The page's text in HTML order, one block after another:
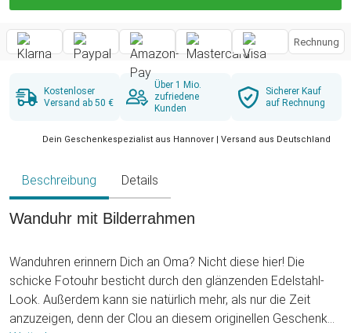
Rechnung
Kostenloser
Versand ab 50 €
Über 1 Mio.
zufriedene
Kunden
Sicherer Kauf
auf Rechnung
Dein Geschenkespezialist aus Hannover | Versand aus Deutschland
Beschreibung Details
Wanduhr mit Bilderrahmen
Wanduhren erinnern Dich an Oma? Nicht diese hier! Die
schicke Fotouhr besticht durch den glänzenden Edelstahl-
Look. Außerdem kann sie natürlich mehr, als nur die Zeit
anzuzeigen, denn der Clou an diesem originellen Geschenk